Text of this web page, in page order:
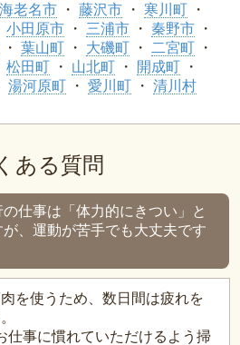
海老名市 藤沢市
寒川町
小田原市 三浦市
秦野市
葉山町 大磯町
二宮町
松田町 山北町
開成町
湯河原町 愛川町 清川村
ある質問
の仕事は「体力的にきつい」と
が、運動が苦手でも大丈夫です
を使うため、数日間は疲れを
仕事に慣れていただけるよう掃